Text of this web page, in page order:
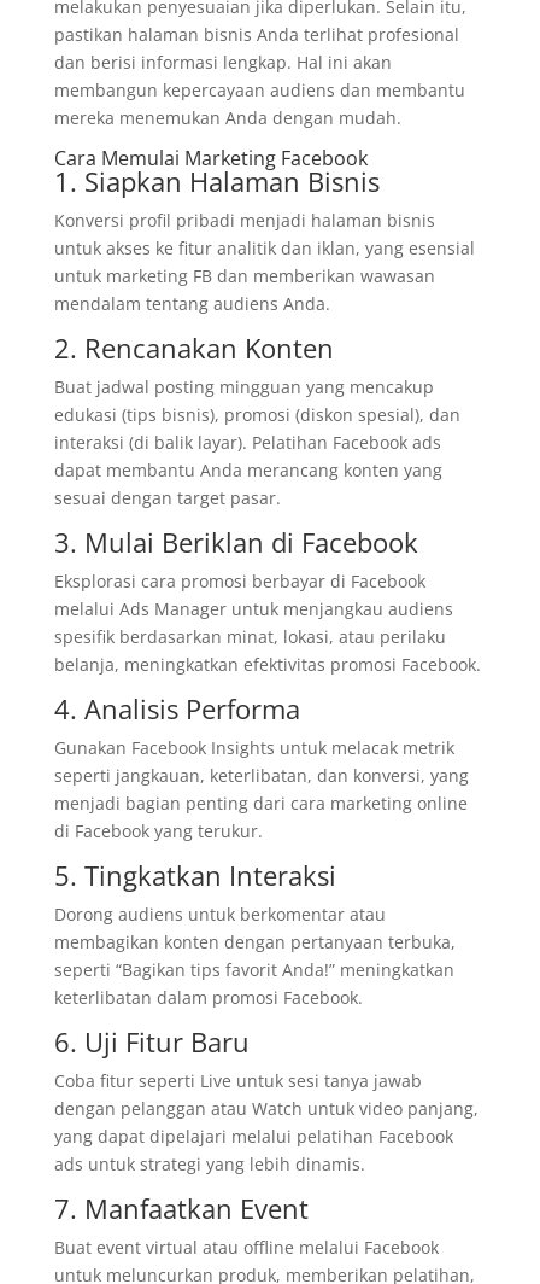
melakukan penyesuaian jika diperlukan. Selain itu,
pastikan halaman bisnis Anda terlihat profesional
dan berisi informasi lengkap. Hal ini akan
membangun kepercayaan audiens dan membantu
mereka menemukan Anda dengan mudah.
Cara Memulai Marketing Facebook
1. Siapkan Halaman Bisnis
Konversi profil pribadi menjadi halaman bisnis
untuk akses ke fitur analitik dan iklan, yang esensial
untuk marketing FB dan memberikan wawasan
mendalam tentang audiens Anda.
2. Rencanakan Konten
Buat jadwal posting mingguan yang mencakup
edukasi (tips bisnis), promosi (diskon spesial), dan
interaksi (di balik layar). Pelatihan Facebook ads
dapat membantu Anda merancang konten yang
sesuai dengan target pasar.
3. Mulai Beriklan di Facebook
Eksplorasi cara promosi berbayar di Facebook
melalui Ads Manager untuk menjangkau audiens
spesifik berdasarkan minat, lokasi, atau perilaku
belanja, meningkatkan efektivitas promosi Facebook.
4. Analisis Performa
Gunakan Facebook Insights untuk melacak metrik
seperti jangkauan, keterlibatan, dan konversi, yang
menjadi bagian penting dari cara marketing online
di Facebook yang terukur.
5. Tingkatkan Interaksi
Dorong audiens untuk berkomentar atau
membagikan konten dengan pertanyaan terbuka,
seperti “Bagikan tips favorit Anda!” meningkatkan
keterlibatan dalam promosi Facebook.
6. Uji Fitur Baru
Coba fitur seperti Live untuk sesi tanya jawab
dengan pelanggan atau Watch untuk video panjang,
yang dapat dipelajari melalui pelatihan Facebook
ads untuk strategi yang lebih dinamis.
7. Manfaatkan Event
Buat event virtual atau offline melalui Facebook
untuk meluncurkan produk, memberikan pelatihan,